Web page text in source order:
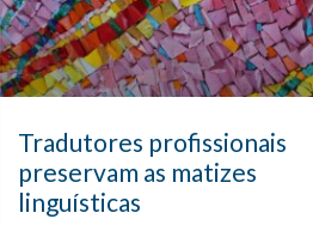
Tradutores profissionais
preservam as matizes
linguísticas